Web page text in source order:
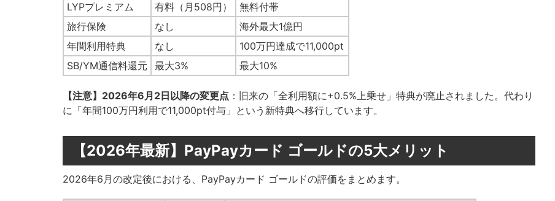
LYPプレミアム
有料（月508円）
無料付帯
旅行保険
なし
海外最大1億円
年間利用特典
なし
100万円達成で11,000pt
SB/YM通信料還元
最大3% 最大10%
【注意】2026年6月2日以降の変更点 ：旧来の「全利用額に+0.5%上乗せ」特典が廃止されました。代わり
に「年間100万円利用で11,000pt付与」という新特典へ移行しています。
【2026年最新】PayPayカード ゴールドの5大メリット
2026年6月の改定後における、PayPayカード ゴールドの評価をまとめます。